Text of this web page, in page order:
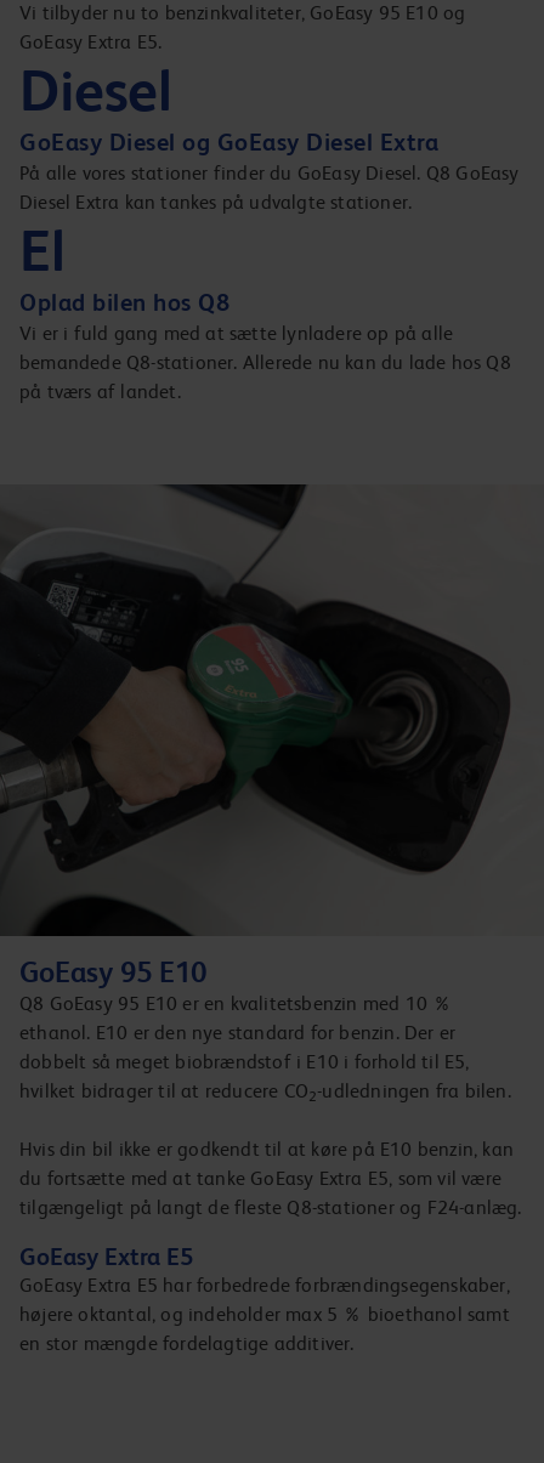
Vi tilbyder nu to benzinkvaliteter, GoEasy 95 E10 og
GoEasy Extra E5.
Diesel
GoEasy Diesel og GoEasy Diesel Extra
På alle vores stationer finder du GoEasy Diesel. Q8 GoEasy
Diesel Extra kan tankes på udvalgte stationer.
El
Oplad bilen hos Q8
Vi er i fuld gang med at sætte lynladere op på alle
bemandede Q8-stationer. Allerede nu kan du lade hos Q8
på tværs af landet.
GoEasy 95 E10
Q8 GoEasy 95 E10 er en kvalitetsbenzin med 10 %
ethanol. E10 er den nye standard for benzin. Der er
dobbelt så meget biobrændstof i E10 i forhold til E5,
hvilket bidrager til at reducere CO2-udledningen fra bilen.
Hvis din bil ikke er godkendt til at køre på E10 benzin, kan
du fortsætte med at tanke GoEasy Extra E5, som vil være
tilgængeligt på langt de fleste Q8-stationer og F24-anlæg.
GoEasy Extra E5
GoEasy Extra E5 har forbedrede forbrændingsegenskaber,
højere oktantal, og indeholder max 5 % bioethanol samt
en stor mængde fordelagtige additiver.